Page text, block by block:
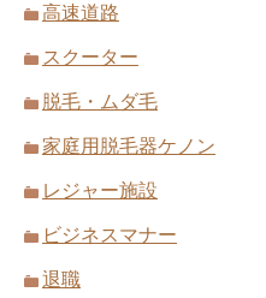
高速道路
スクーター
脱毛・ムダ毛
家庭用脱毛器ケノン
レジャー施設
ビジネスマナー
退職